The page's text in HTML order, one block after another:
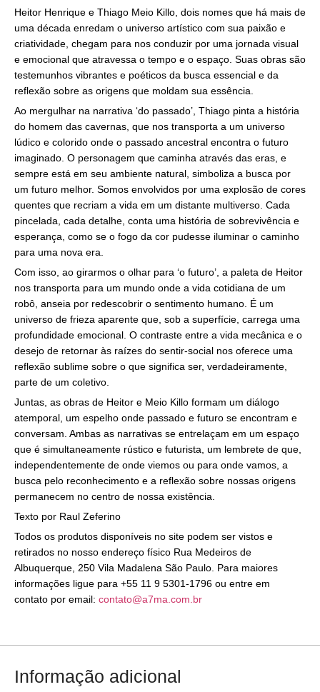
Heitor Henrique e Thiago Meio Killo, dois nomes que há mais de
uma década enredam o universo artístico com sua paixão e
criatividade, chegam para nos conduzir por uma jornada visual
e emocional que atravessa o tempo e o espaço. Suas obras são
testemunhos vibrantes e poéticos da busca essencial e da
reflexão sobre as origens que moldam sua essência.
Ao mergulhar na narrativa ‘do passado’, Thiago pinta a história
do homem das cavernas, que nos transporta a um universo
lúdico e colorido onde o passado ancestral encontra o futuro
imaginado. O personagem que caminha através das eras, e
sempre está em seu ambiente natural, simboliza a busca por
um futuro melhor. Somos envolvidos por uma explosão de cores
quentes que recriam a vida em um distante multiverso. Cada
pincelada, cada detalhe, conta uma história de sobrevivência e
esperança, como se o fogo da cor pudesse iluminar o caminho
para uma nova era.
Com isso, ao girarmos o olhar para ‘o futuro’, a paleta de Heitor
nos transporta para um mundo onde a vida cotidiana de um
robô, anseia por redescobrir o sentimento humano. É um
universo de frieza aparente que, sob a superfície, carrega uma
profundidade emocional. O contraste entre a vida mecânica e o
desejo de retornar às raízes do sentir-social nos oferece uma
reflexão sublime sobre o que significa ser, verdadeiramente,
parte de um coletivo.
Juntas, as obras de Heitor e Meio Killo formam um diálogo
atemporal, um espelho onde passado e futuro se encontram e
conversam. Ambas as narrativas se entrelaçam em um espaço
que é simultaneamente rústico e futurista, um lembrete de que,
independentemente de onde viemos ou para onde vamos, a
busca pelo reconhecimento e a reflexão sobre nossas origens
permanecem no centro de nossa existência.
Texto por Raul Zeferino
Todos os produtos disponíveis no site podem ser vistos e
retirados no nosso endereço físico Rua Medeiros de
Albuquerque, 250 Vila Madalena São Paulo. Para maiores
informações ligue para +55 11 9 5301-1796 ou entre em
contato por email: contato@a7ma.com.br
Informação adicional